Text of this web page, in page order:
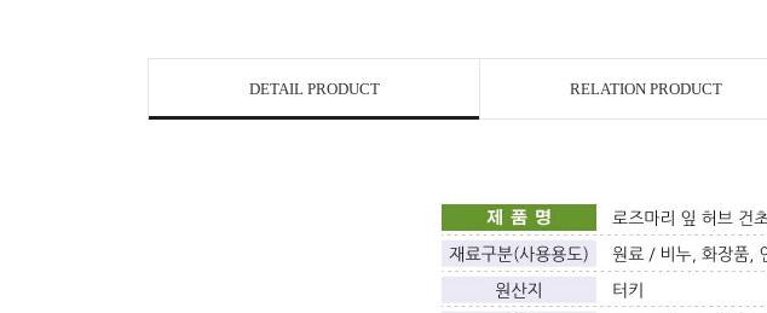
DETAIL PRODUCT RELATION PRODUCT